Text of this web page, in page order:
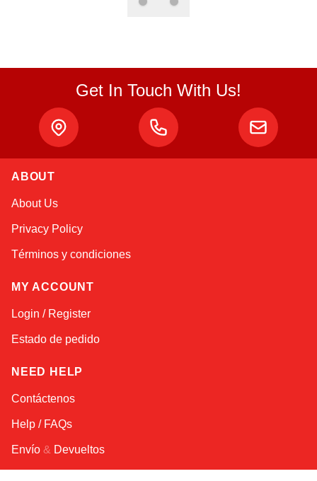
Get In Touch With Us!
ABOUT
About Us
Privacy Policy
Términos y condiciones
MY ACCOUNT
Login / Register
Estado de pedido
NEED HELP
Contáctenos
Help / FAQs
Envío & Devueltos
Atlas
Online — robotics specialist